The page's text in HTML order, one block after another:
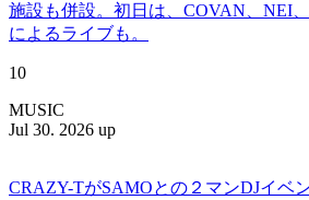
施設も併設。初日は、COVAN、NEI、
によるライブも。
10
MUSIC
Jul 30. 2026 up
CRAZY-TがSAMOとの２マンDJイベ